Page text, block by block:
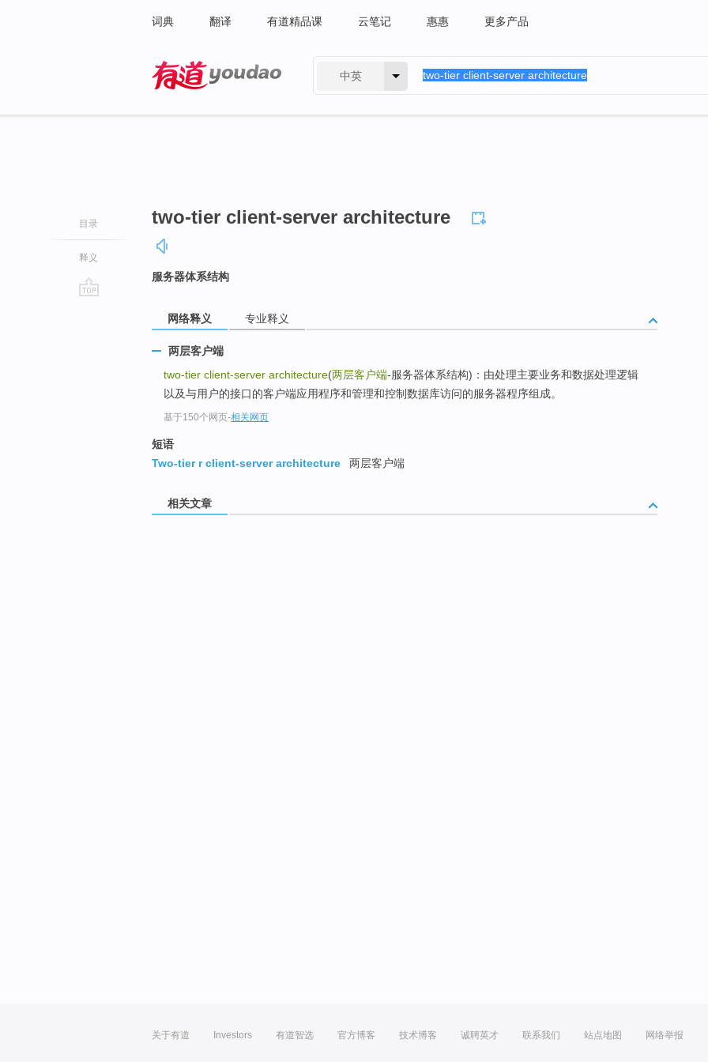
词典 翻译 有道精品课 云笔记 惠惠 更多产品
中英
目录
释义
two-tier client-server architecture
服务器体系结构
网络释义 专业释义
两层客户端
two-tier client-server architecture(两层客户端-服务器体系结构)：由处理主要业务和数据处理逻辑
以及与用户的接口的客户端应用程序和管理和控制数据库访问的服务器程序组成。
基于150个网页-相关网页
短语
Two-tier r client-server architecture
两层客户端
相关文章
关于有道 Investors 有道智选 官方博客 技术博客 诚聘英才 联系我们 站点地图 网络举报